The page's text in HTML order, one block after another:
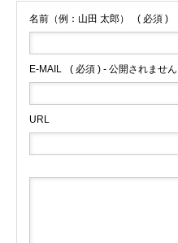
名前（例：山田 太郎） ( 必須 )
E-MAIL ( 必須 ) - 公開されませ
URL